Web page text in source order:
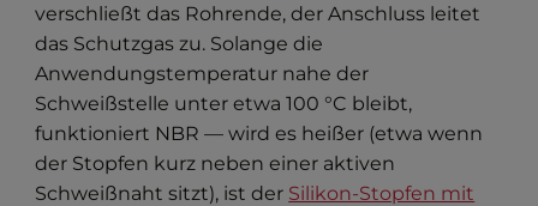
verschließt das Rohrende, der Anschluss leitet
das Schutzgas zu. Solange die
Anwendungstemperatur nahe der
Schweißstelle unter etwa 100 °C bleibt,
funktioniert NBR — wird es heißer (etwa wenn
der Stopfen kurz neben einer aktiven
Schweißnaht sitzt), ist der Silikon-Stopfen mit